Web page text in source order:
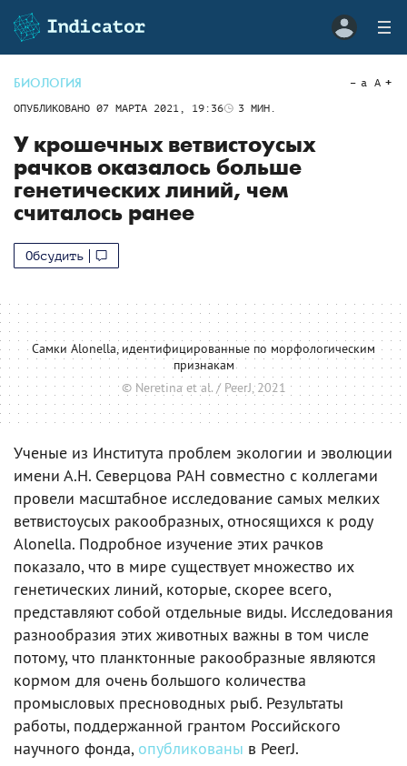
БИОЛОГИЯ
ОПУБЛИКОВАНО 07 МАРТА 2021, 19:36 3 МИН.
a A
У крошечных ветвистоусых
рачков оказалось больше
генетических линий, чем
считалось ранее
Обсудить
Самки Alonella, идентифицированные по морфологическим
признакам
© Neretina et al. / PeerJ, 2021
Ученые из Института проблем экологии и эволюции
имени А.Н. Северцова РАН совместно с коллегами
провели масштабное исследование самых мелких
ветвистоусых ракообразных, относящихся к роду
Alonella. Подробное изучение этих рачков
показало, что в мире существует множество их
генетических линий, которые, скорее всего,
представляют собой отдельные виды. Исследования
разнообразия этих животных важны в том числе
потому, что планктонные ракообразные являются
кормом для очень большого количества
промысловых пресноводных рыб. Результаты
работы, поддержанной грантом Российского
научного фонда, опубликованы в PeerJ.